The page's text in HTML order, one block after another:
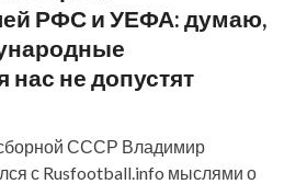
РФС и УЕФА: думаю,
нас не допустят
СССР Владимир
с Rusfootball.info мыслями о